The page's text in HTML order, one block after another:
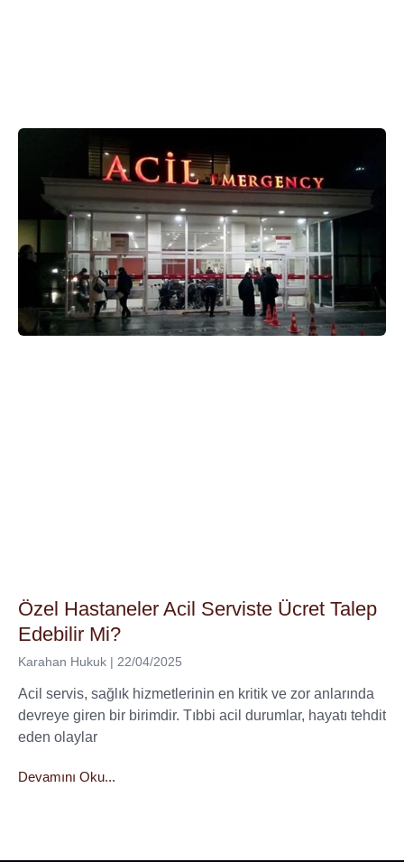
Özel Hastaneler Acil Serviste Ücret Talep
Edebilir Mi?
Karahan Hukuk 22/04/2025
Acil servis, sağlık hizmetlerinin en kritik ve zor anlarında
devreye giren bir birimdir. Tıbbi acil durumlar, hayatı tehdit
eden olaylar
Devamını Oku...